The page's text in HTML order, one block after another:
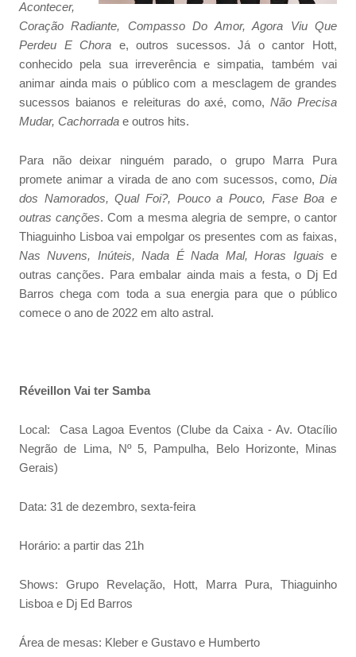
Acontecer,
Coração Radiante, Compasso Do Amor, Agora Viu Que
Perdeu E Chora e, outros sucessos. Já o cantor Hott,
conhecido pela sua irreverência e simpatia, também vai
animar ainda mais o público com a mesclagem de grandes
sucessos baianos e releituras do axé, como,Não Precisa
Mudar, Cachorrada e outros hits.
Para não deixar ninguém parado, o grupo Marra Pura
promete animar a virada de ano com sucessos, como, Dia
dos Namorados, Qual Foi?, Pouco a Pouco, Fase Boa e
outras canções. Com a mesma alegria de sempre, o cantor
Thiaguinho Lisboa vai empolgar os presentes com as faixas,
Nas Nuvens, Inúteis, Nada É Nada Mal, Horas Iguais e
outras canções. Para embalar ainda mais a festa, o Dj Ed
Barros chega com toda a sua energia para que o público
comece o ano de 2022 em alto astral.
Réveillon Vai ter Samba
Local: Casa Lagoa Eventos (Clube da Caixa - Av. Otacílio
Negrão de Lima, Nº 5, Pampulha, Belo Horizonte, Minas
Gerais)
Data: 31 de dezembro, sexta-feira
Horário: a partir das 21h
Shows: Grupo Revelação, Hott, Marra Pura, Thiaguinho
Lisboa e Dj Ed Barros
Área de mesas: Kleber e Gustavo e Humberto